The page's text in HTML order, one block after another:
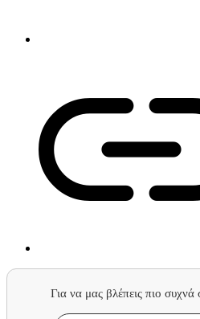
Για να μας βλέπεις πιο